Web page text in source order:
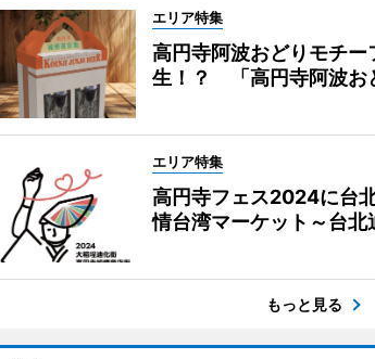
エリア特集
高円寺阿波おどりモチ
生！？ 「高円寺阿波お
エリア特集
高円寺フェス2024に台
情台湾マーケット～台北
もっと見る